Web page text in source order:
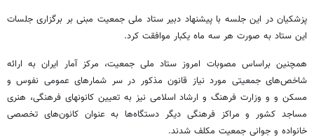
پزشکیان در این جلسه با پیشنهاد دبیر ستاد ملی جمعیت مبنی بر برگزاری جلسات
این ستاد به صورت هر سه ماه یکبار موافقت کرد.
همچنین براساس مصوبات امروز ستاد ملی جمعیت، مرکز آمار ایران به ارائه
شاخص‌های جمعیتی مورد نیاز قانون مذکور در سر شمارهای عمومی نفوس و
مسکن و و وزارت فرهنگ و ارشاد اسلامی نیز به تعیین کانونهای فرهنگی، هنری
مساجد کشور و مراکز فرهنگی دیگر دستگاه‌ها به عنوان کانون‌های تخصصی
خانواده و جوانی جمعیت مکلف شدند.